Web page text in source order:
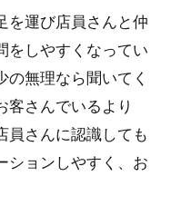
を運び店員さんと仲
をしやすくなってい
の無理なら聞いてく
客さんでいるより
員さんに認識しても
ションしやすく、お